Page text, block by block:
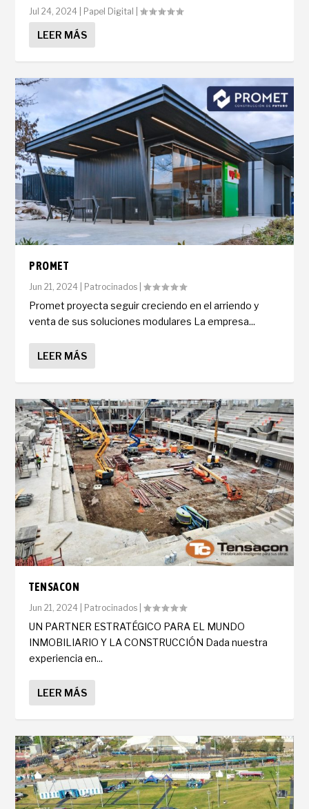
Jul 24, 2024 Papel Digital |
LEER MÁS
PROMET
Jun 21, 2024 Patrocinados |
Promet proyecta seguir creciendo en el arriendo y
venta de sus soluciones modulares La empresa...
LEER MÁS
TENSACON
Jun 21, 2024 Patrocinados |
UN PARTNER ESTRATÉGICO PARA EL MUNDO
INMOBILIARIO Y LA CONSTRUCCIÓN Dada nuestra
experiencia en...
LEER MÁS